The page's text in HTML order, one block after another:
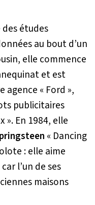
des études
au bout d’un
elle commence
et est
agence « Ford »,
publicitaires
En 1984, elle
« Dancing
: elle aime
l’un de ses
maisons